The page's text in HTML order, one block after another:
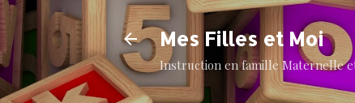
Mes Filles et Moi
Instruction en famille Maternelle